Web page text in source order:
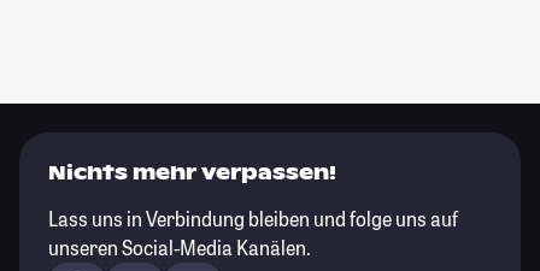
Nichts mehr verpassen!
Lass uns in Verbindung bleiben und folge uns auf
unseren Social-Media Kanälen.